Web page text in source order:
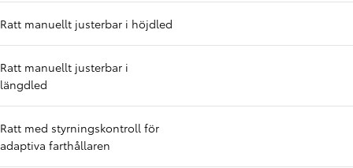
Ratt manuellt justerbar i höjdled
Ratt manuellt justerbar i
längdled
Ratt med styrningskontroll för
adaptiva farthållaren